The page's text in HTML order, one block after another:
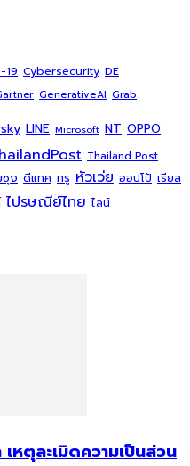
19 Cybersecurity DE
GenerativeAI Grab
LINE Microsoft NT OPPO
Thailand Post
ซุง ดีแทค ทรู หัวเว่ย ออปโป้ เรียล
ไปรษณีย์ไทย ไลน์
หตุละเมิดความเป็นส่วน